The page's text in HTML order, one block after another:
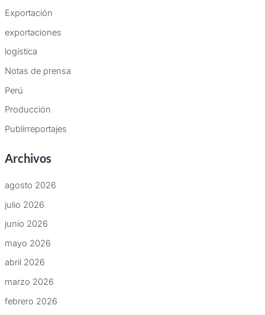
Exportación
exportaciones
logística
Notas de prensa
Perú
Producción
Publirreportajes
Archivos
agosto 2026
julio 2026
junio 2026
mayo 2026
abril 2026
marzo 2026
febrero 2026